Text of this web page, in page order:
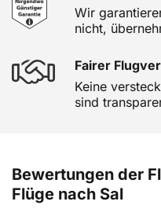
Wir
nicht,
Fairer
Keine
sind
Bewertungen der
Flüge nach Sal